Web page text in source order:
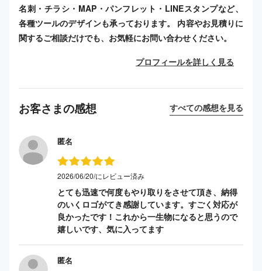
名刺・チラシ・MAP・パンフレット・LINEスタンプなど、
各種ツールのデザインも承っております。 内容やお見積りに
関するご相談だけでも、お気軽にお問い合わせください。
プロフィールを詳しく見る
お客さまの感想 すべての感想を見る
匿名
2026/06/20/にレビュー済み
とても迅速で何度もやり取りをさせて頂き、納得
のいくロゴがてき感謝しています。すごく対応が
良かったです！これから一生物になると思うので
嬉しいです、気に入ってます
匿名